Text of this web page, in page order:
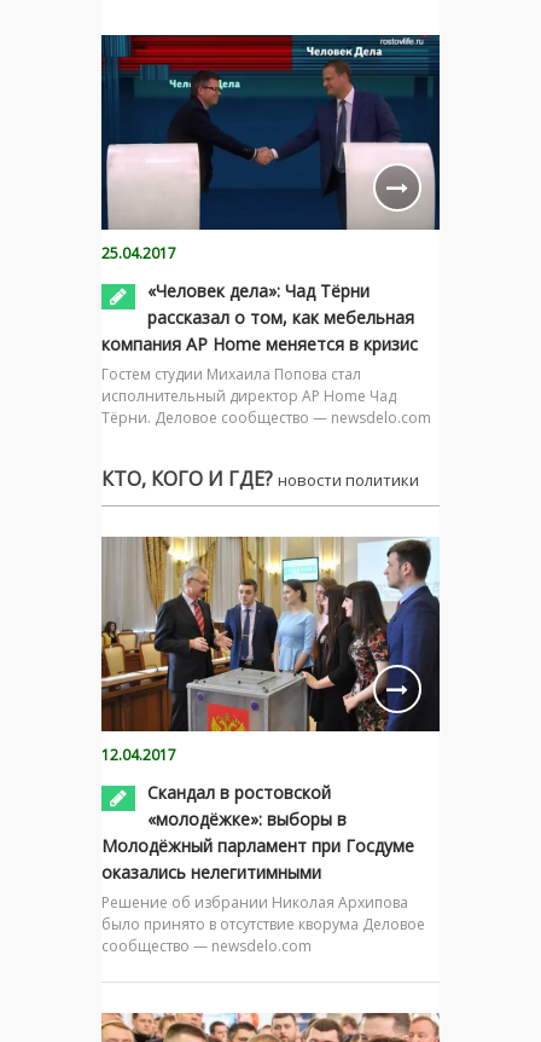
25.04.2017
«Человек дела»: Чад Тёрни
рассказал о том, как мебельная
компания AP Home меняется в кризис
Гостем студии Михаила Попова стал
исполнительный директор AP Home Чад
Тёрни. Деловое сообщество — newsdelo.com
КТО, КОГО И ГДЕ? новости политики
12.04.2017
Скандал в ростовской
«молодёжке»: выборы в
Молодёжный парламент при Госдуме
оказались нелегитимными
Решение об избрании Николая Архипова
было принято в отсутствие кворума Деловое
сообщество — newsdelo.com